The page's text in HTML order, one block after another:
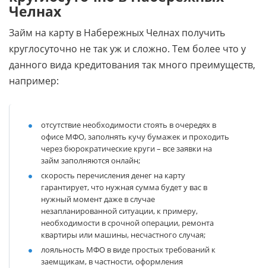
Челнах
Займ на карту в Набережных Челнах получить
круглосуточно не так уж и сложно. Тем более что у
данного вида кредитования так много преимуществ,
например:
отсутствие необходимости стоять в очередях в
офисе МФО, заполнять кучу бумажек и проходить
через бюрократические круги – все заявки на
займ заполняются онлайн;
скорость перечисления денег на карту
гарантирует, что нужная сумма будет у вас в
нужный момент даже в случае
незапланированной ситуации, к примеру,
необходимости в срочной операции, ремонта
квартиры или машины, несчастного случая;
лояльность МФО в виде простых требований к
заемщикам, в частности, оформления